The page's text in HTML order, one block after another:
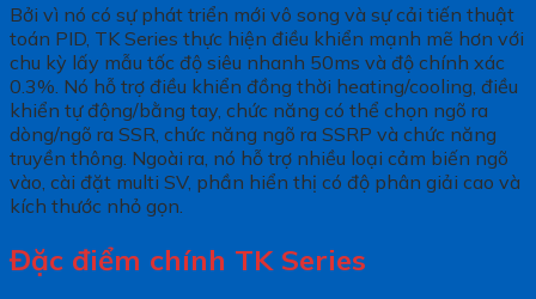
Bởi vì nó có sự phát triển mới vô song và sự cải tiến thuật
toán PID, TK Series thực hiện điều khiển mạnh mẽ hơn với
chu kỳ lấy mẫu tốc độ siêu nhanh 50ms và độ chính xác
0.3%. Nó hỗ trợ điều khiển đồng thời heating/cooling, điều
khiển tự động/bằng tay, chức năng có thể chọn ngõ ra
dòng/ngõ ra SSR, chức năng ngõ ra SSRP và chức năng
truyền thông. Ngoài ra, nó hỗ trợ nhiều loại cảm biến ngõ
vào, cài đặt multi SV, phần hiển thị có độ phân giải cao và
kích thước nhỏ gọn.
Đặc điểm chính TK Series